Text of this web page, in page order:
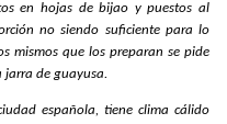
en hojas de bijao y puestos al
no siendo suficiente para lo
mismos que los preparan se pide
jarra de guayusa.
española, tiene clima cálido